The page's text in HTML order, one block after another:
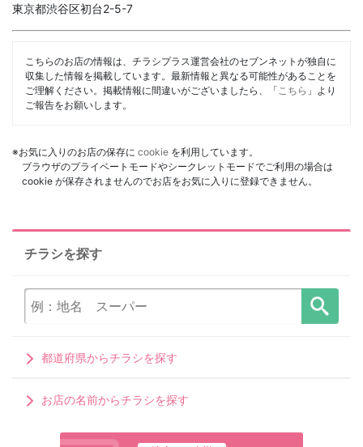
東京都渋谷区初台2-5-7
こちらのお店の情報は、チラシプラス運営会社のセブンネットが独自に
収集した情報を掲載しています。最新情報と異なる可能性があることを
ご理解ください。掲載情報に間違いがございましたら、「 こちら 」より
ご報告をお願いします。
※お気に入りのお店の保存に cookie を利用しています。
ブラウザのプライベートモードやシークレットモードでご利用の場合は
cookie が保存されませんのでお店をお気に入りに登録できません。
チラシを探す
都道府県からチラシを探す
お店の名前からチラシを探す